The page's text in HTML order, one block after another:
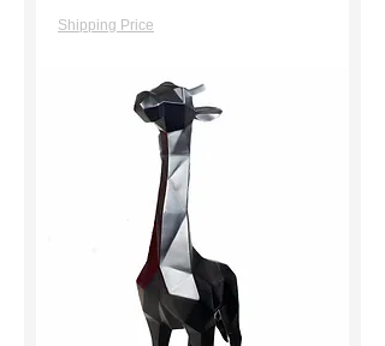
Shipping Price